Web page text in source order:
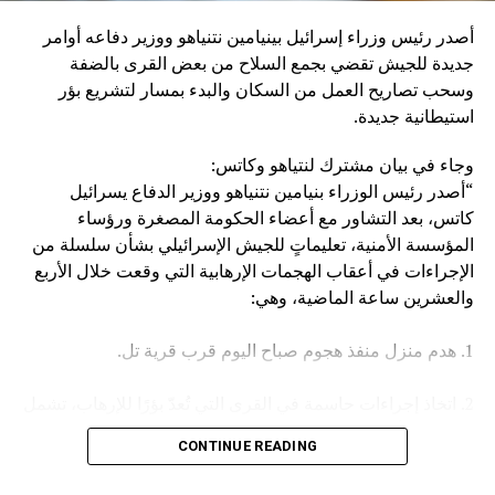
وكان مصدر مسؤول في الهيئة العامة للنقل السعودية قد صرح
الخميس، بأن سفينة (ENCELIA) التابعة لإحدى الشركات
السعودية، تعرضت لاستهداف أثناء إبحارها في البحر الأحمر، نتج
عنه حريق في مقدمتها.
وأكد المصدر أن جميع أفراد الطاقم بخير، مشيرا في السياق إلى
أن الجهات المعنية اتخذت كافة الإجراءات اللازمة لتأمين السفينة
وطاقمها وحماية البيئة البحرية.
أصدر رئيس وزراء إسرائيل بينيامين نتنياهو ووزير دفاعه أوامر
جديدة للجيش تقضي بجمع السلاح من بعض القرى بالضفة
وسحب تصاريح العمل من السكان والبدء بمسار لتشريع بؤر
استيطانية جديدة.
وجاء في بيان مشترك لنتياهو وكاتس:
“أصدر رئيس الوزراء بنيامين نتنياهو ووزير الدفاع يسرائيل
كاتس، بعد التشاور مع أعضاء الحكومة المصغرة ورؤساء
المؤسسة الأمنية، تعليماتٍ للجيش الإسرائيلي بشأن سلسلة من
الإجراءات في أعقاب الهجمات الإرهابية التي وقعت خلال الأربع
والعشرين ساعة الماضية، وهي:
1. هدم منزل منفذ هجوم صباح اليوم قرب قرية تل.
مصادرة الأسلحة وإلغاء تصاريح العمل، وغير ذلك.
CONTINUE READING